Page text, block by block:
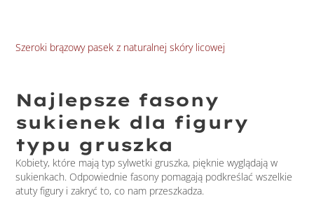
Szeroki brązowy pasek z naturalnej skóry licowej
Najlepsze fasony
sukienek dla figury
typu gruszka
Kobiety, które mają typ sylwetki gruszka, pięknie wyglądają w
sukienkach. Odpowiednie fasony pomagają podkreślać wszelkie
atuty figury i zakryć to, co nam przeszkadza.